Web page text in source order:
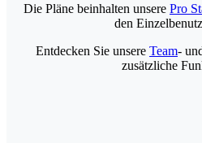
Die Pläne beinhalten unsere Pro
den
Entdecken Sie unsere Team-
zusätzliche